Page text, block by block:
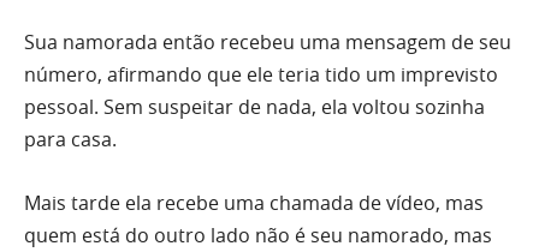
Sua namorada então recebeu uma mensagem de seu
número, afirmando que ele teria tido um imprevisto
pessoal. Sem suspeitar de nada, ela voltou sozinha
para casa.
Mais tarde ela recebe uma chamada de vídeo, mas
quem está do outro lado não é seu namorado, mas